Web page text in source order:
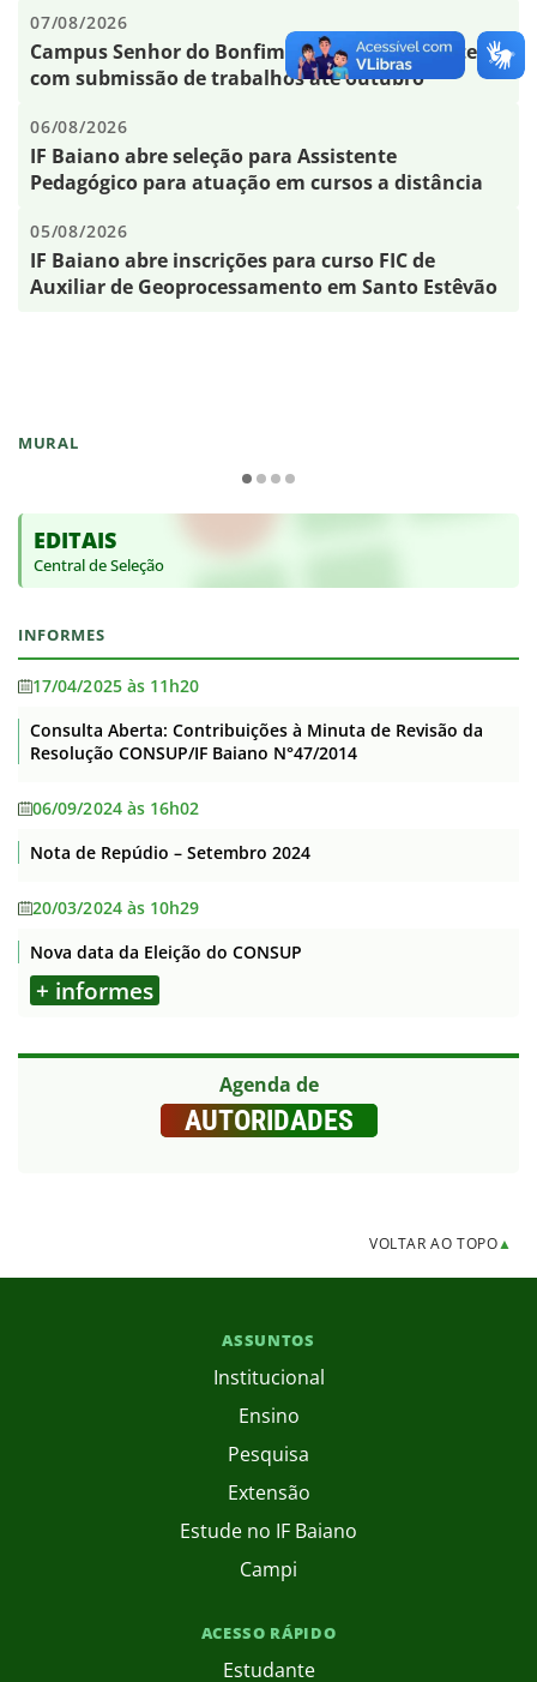
MURAL
EDITAIS
Central de Seleção
INFORMES
17/04/2025 às 11h20
Consulta Aberta: Contribuições à Minuta de Revisão da
Resolução CONSUP/IF Baiano N°47/2014
06/09/2024 às 16h02
Nota de Repúdio – Setembro 2024
20/03/2024 às 10h29
Nova data da Eleição do CONSUP
+ informes
Agenda de
AUTORIDADES
07/08/2026
Campus Senhor do Bonfim promove a XI Fecitec,
com submissão de trabalhos até outubro
06/08/2026
IF Baiano abre seleção para Assistente
Pedagógico para atuação em cursos a distância
05/08/2026
IF Baiano abre inscrições para curso FIC de
Auxiliar de Geoprocessamento em Santo Estêvão
VOLTAR AO TOPO▲
ASSUNTOS
Institucional
Ensino
Pesquisa
Extensão
Estude no IF Baiano
Campi
ACESSO RÁPIDO
Estudante